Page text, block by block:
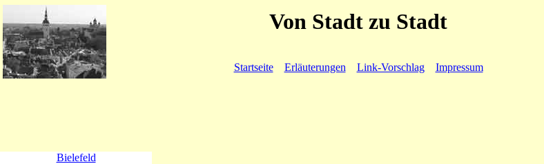
Von Stadt zu Stadt
Startseite Erläuterungen Link-Vorschlag Impressum
Bielefeld